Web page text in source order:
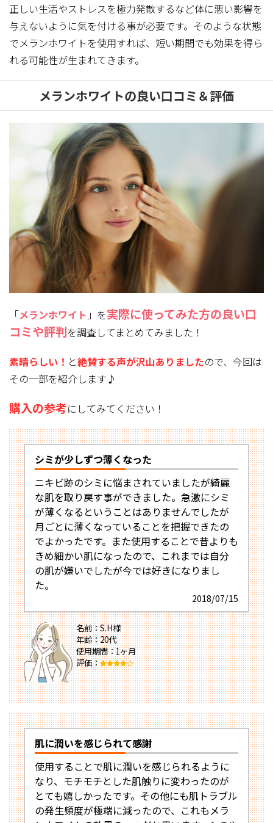
正しい生活やストレスを極力発散するなど体に悪い影響を
与えないように気を付ける事が必要です。そのような状態
でメランホワイトを使用すれば、短い期間でも効果を得ら
れる可能性が生まれてきます。
メランホワイトの良い口コミ＆評価
「メランホワイト 」を実際に使ってみた方の良い口
コミや評判を調査してまとめてみました！
素晴らしい！ と絶賛する声が沢山ありましたので、今回は
その一部を紹介します♪
購入の参考にしてみてください！
シミが少しずつ薄くなった
ニキビ跡のシミに悩まされていましたが綺麗
な肌を取り戻す事ができました。急激にシミ
が薄くなるということはありませんでしたが
月ごとに薄くなっていることを把握できたの
でよかったです。また使用することで昔よりも
きめ細かい肌になったので、これまでは自分
の肌が嫌いでしたが今では好きになりまし
た。
2018/07/15
名前：S.H様
年齢：20代
使用期間：1ヶ月
評価：
肌に潤いを感じられて感謝
使用することで肌に潤いを感じられるように
なり、モチモチとした肌触りに変わったのが
とても嬉しかったです。その他にも肌トラブル
の発生頻度が極端に減ったので、これもメラ